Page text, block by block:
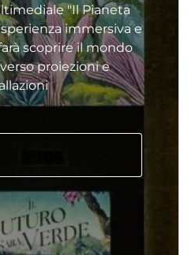
"Il Pianeta
immersiva e
scoprire il mondo
proiezioni e